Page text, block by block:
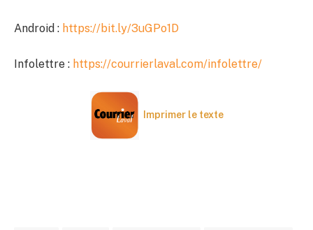
Android : https://bit.ly/3uGPo1D
Infolettre : https://courrierlaval.com/infolettre/
Imprimer le texte